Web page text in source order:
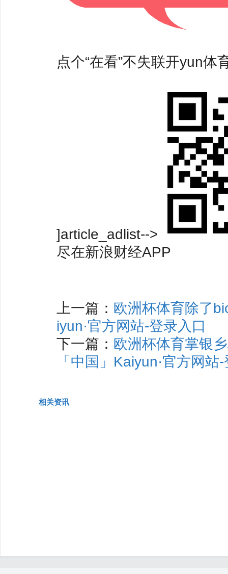
点个“在看”不失联开yun体
]article_adlist-->
尽在新浪财经APP
上一篇： 欧洲杯体育除了
iyun·官方网站-登录入口
下一篇： 欧洲杯体育掌银
「中国」Kaiyun·官方网站
相关资讯